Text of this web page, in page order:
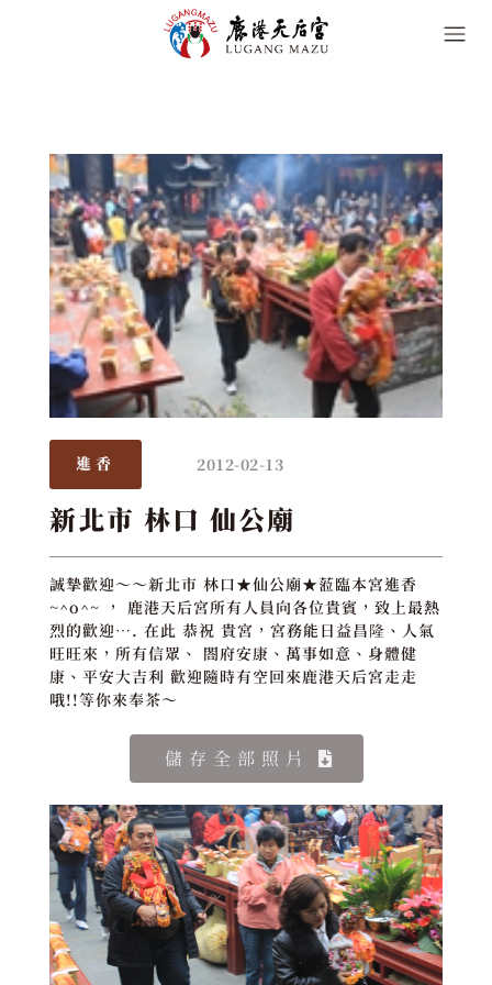
進香 2012-02-13
新北市 林口 仙公廟
誠摯歡迎～～新北市 林口★仙公廟★蒞臨本宮進香
~^o^~ ， 鹿港天后宮所有人員向各位貴賓，致上最熱
烈的歡迎…. 在此 恭祝 貴宮，宮務能日益昌隆、人氣
旺旺來，所有信眾、 閤府安康、萬事如意、身體健
康、平安大吉利 歡迎隨時有空回來鹿港天后宮走走
哦!!等你來奉茶～
儲存全部照片